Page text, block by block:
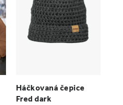
Háčkovaná čepice
Fred dark